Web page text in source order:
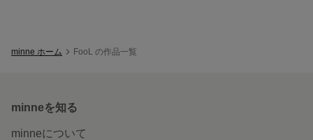
minne ホーム FooL の作品一覧
minneを知る
minneについて